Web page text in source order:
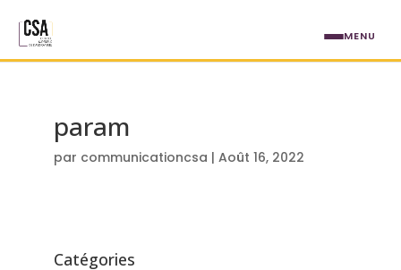
param
par communicationcsa | Août 16, 2022
Catégories
MENU